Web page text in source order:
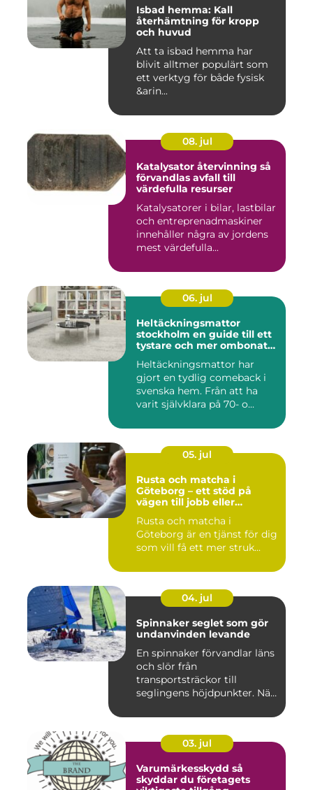
Isbad hemma: Kall
återhämtning för kropp
och huvud
Att ta isbad hemma har
blivit alltmer populärt som
ett verktyg för både fysisk
&arin...
08. jul
Katalysator återvinning så
förvandlas avfall till
värdefulla resurser
Katalysatorer i bilar, lastbilar
och entreprenadmaskiner
innehåller några av jordens
mest värdefulla...
06. jul
Heltäckningsmattor
stockholm en guide till ett
tystare och mer ombonat
Heltäckningsmattor har
gjort en tydlig comeback i
svenska hem. Från att ha
varit självklara på 70- o...
05. jul
Rusta och matcha i
Göteborg – ett stöd på
vägen till jobb eller
Rusta och matcha i
Göteborg är en tjänst för dig
som vill få ett mer struk...
04. jul
Spinnaker seglet som gör
undanvinden levande
En spinnaker förvandlar läns
och slör från
transportsträckor till
seglingens höjdpunkter. När
03. jul
Varumärkesskydd så
skyddar du företagets